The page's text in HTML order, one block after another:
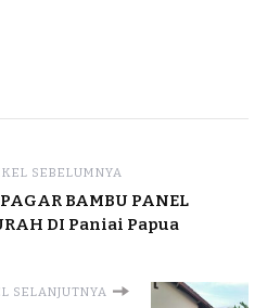
SEBELUMNYA
BAMBU PANEL
DI Paniai Papua
SELANJUTNYA